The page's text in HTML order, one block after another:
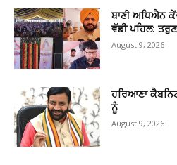
ਬਾਣੀ ਅਧਿਐਨ
ਵੱਡੀ ਪਹਿਲ:
August 9, 2026
ਹਰਿਆਣਾ
ਨੂੰ
August 9, 2026